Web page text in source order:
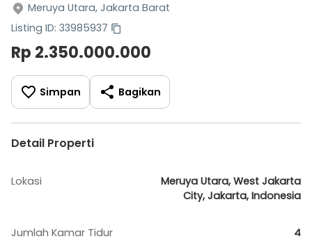
Meruya Utara, Jakarta Barat
Listing ID: 33985937
Rp 2.350.000.000
Simpan Bagikan
Detail Properti
Lokasi
Meruya Utara, West Jakarta
City, Jakarta, Indonesia
Jumlah Kamar Tidur 4